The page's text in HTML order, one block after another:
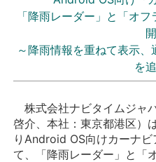
法人向けサービス
採用情報
English
「降雨レーダー」と「オ
～降雨情報を重ねて表示
を
株式会社ナビタイムジャ
啓介、本社：東京都港区）
りAndroid OS向けカーナ
て、「降雨レーダー」と「